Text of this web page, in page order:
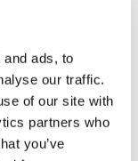
ads, to
our traffic.
of our site with
partners who
you’ve